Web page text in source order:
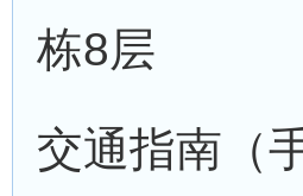
栋8层
交通指南（